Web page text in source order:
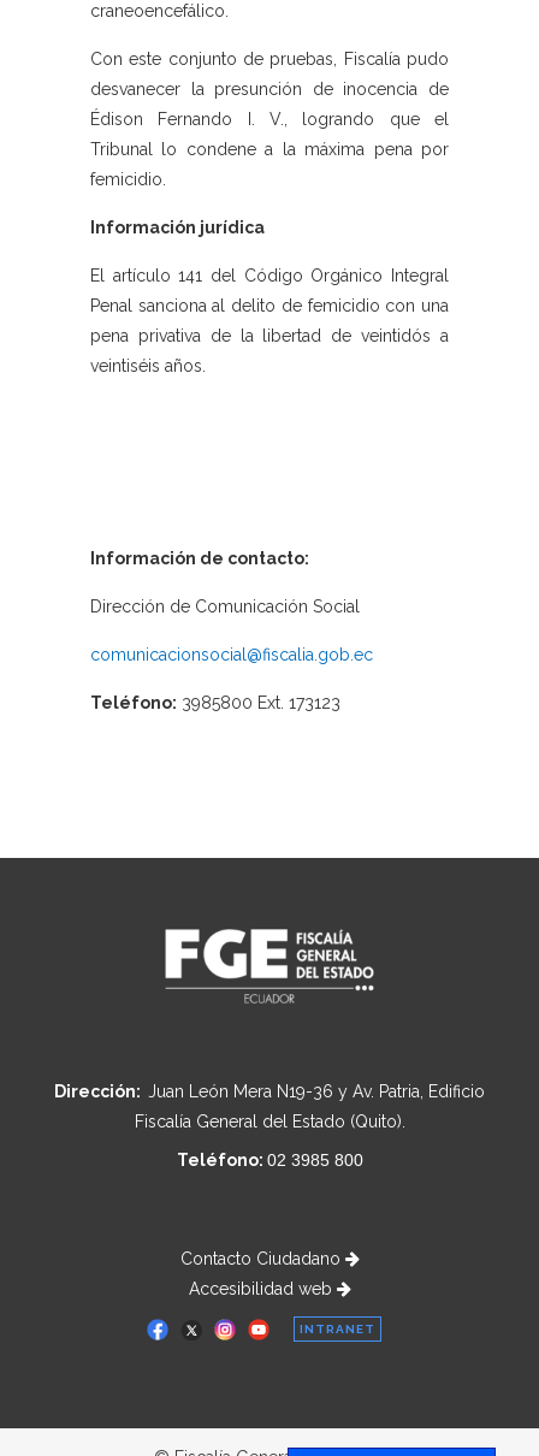
craneoencefálico.
Con este conjunto de pruebas, Fiscalía pudo
desvanecer la presunción de inocencia de
Édison Fernando I. V., logrando que el
Tribunal lo condene a la máxima pena por
femicidio.
Información jurídica
El artículo 141 del Código Orgánico Integral
Penal sanciona al delito de femicidio con una
pena privativa de la libertad de veintidós a
veintiséis años.
Información de contacto:
Dirección de Comunicación Social
comunicacionsocial@fiscalia.gob.ec
Teléfono: 3985800 Ext. 173123
Dirección: Juan León Mera N19-36 y Av. Patria, Edificio
Fiscalía General del Estado (Quito).
Teléfono: 02 3985 800
Contacto Ciudadano
Accesibilidad web
INTRANET